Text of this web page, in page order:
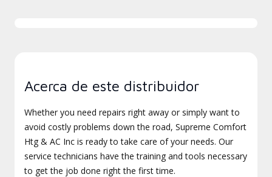
Acerca de este distribuidor
Whether you need repairs right away or simply want to
avoid costly problems down the road, Supreme Comfort
Htg & AC Inc is ready to take care of your needs. Our
service technicians have the training and tools necessary
to get the job done right the first time.